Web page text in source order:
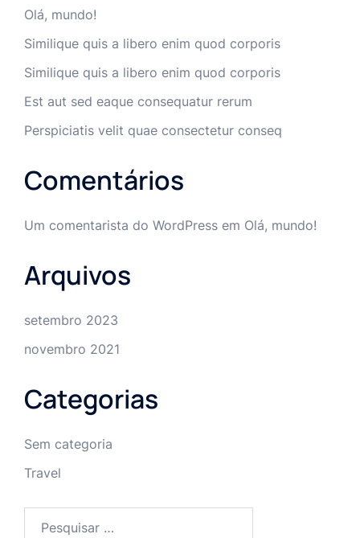
Olá, mundo!
Similique quis a libero enim quod corporis
Similique quis a libero enim quod corporis
Est aut sed eaque consequatur rerum
Perspiciatis velit quae consectetur conseq
Comentários
Um comentarista do WordPress em Olá, mundo!
Arquivos
setembro 2023
novembro 2021
Categorias
Sem categoria
Travel